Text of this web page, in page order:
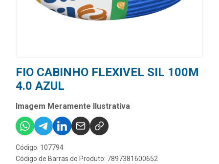
FIO CABINHO FLEXIVEL SIL 100M
4.0 AZUL
Imagem Meramente Ilustrativa
Código: 107794
Código de Barras do Produto: 7897381600652